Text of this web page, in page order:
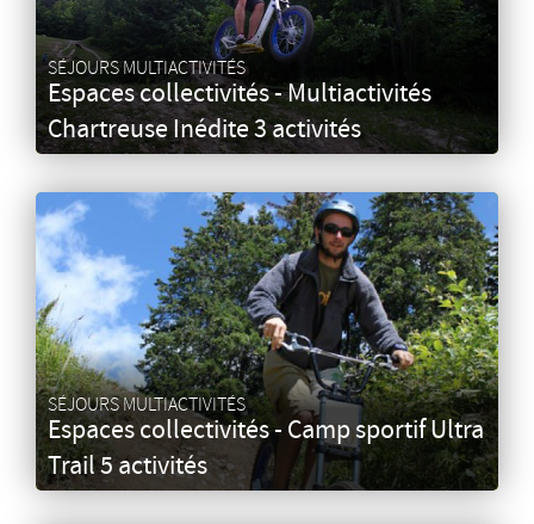
SÉJOURS MULTIACTIVITÉS
Espaces collectivités - Multiactivités
Chartreuse Inédite 3 activités
SÉJOURS MULTIACTIVITÉS
Espaces collectivités - Camp sportif Ultra
Trail 5 activités